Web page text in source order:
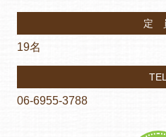
定
19名
TEL
06-6955-3788